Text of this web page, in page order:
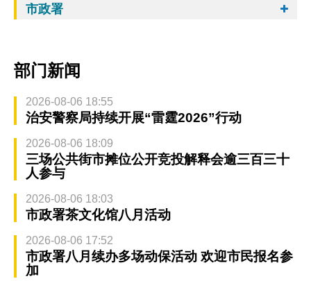
市政署
部门新闻
2026-08-06 18:55
治安警察局持续开展“雷霆2026”行动
2026-08-06 18:09
三场公共街市摊位公开竞投解释会逾三百三十
人参与
2026-08-06 18:03
市政署茶文化馆八月活动
2026-08-06 17:52
市政署八月续办多场动保活动 欢迎市民报名参
加